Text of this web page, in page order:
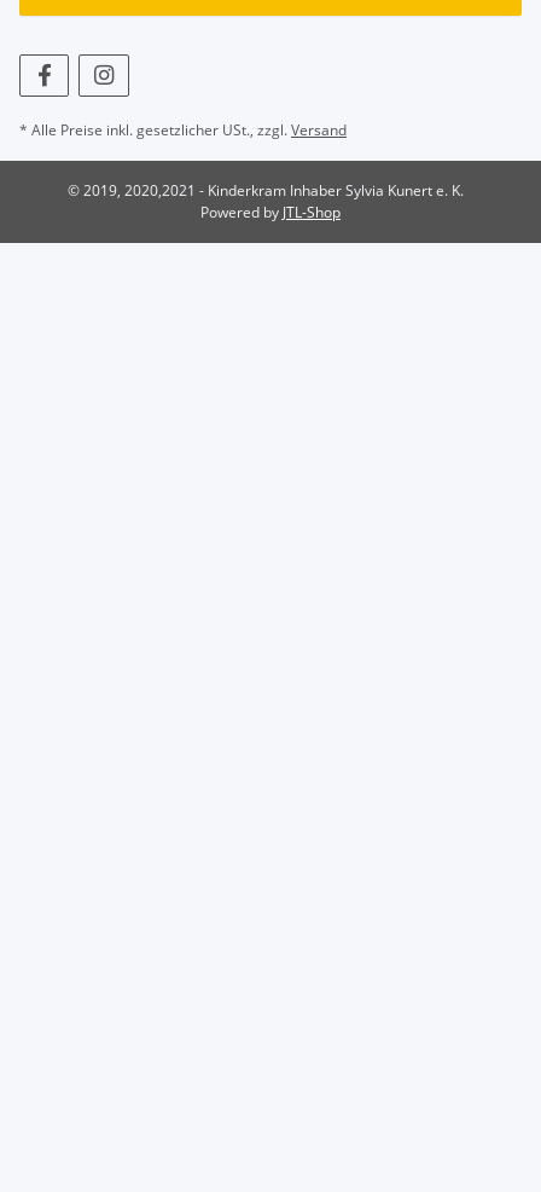
* Alle Preise inkl. gesetzlicher USt., zzgl.Versand
© 2019, 2020,2021 - Kinderkram Inhaber Sylvia Kunert e. K.
Powered by JTL-Shop